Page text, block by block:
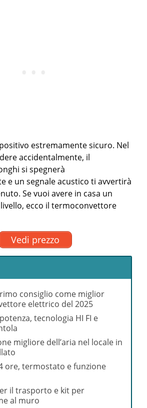
estremamente sicuro. Nel
accidentalmente, il
si spegnerà
e un segnale acustico ti avvertirà
Se vuoi avere in casa un
ecco il termoconvettore
Vedi prezzo
consiglio come miglior
elettrico del 2025
tecnologia HI FI e
migliore dell’aria nel locale in
ore, termostato e funzione
il trasporto e kit per
al muro